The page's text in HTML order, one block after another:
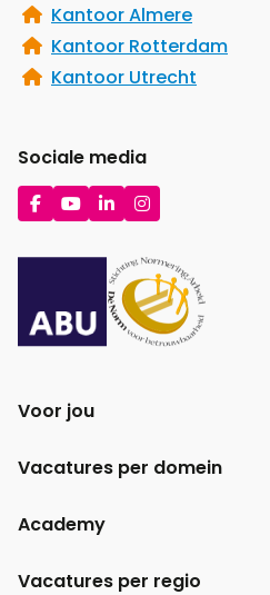
Kantoor Almere
Kantoor Rotterdam
Kantoor Utrecht
Sociale media
Ga
naar
Facebook
Ga
naar
YouTube
Ga
naar
LinkedIn
Ga
naar
Instagram
Voor jou
Vacatures per domein
Academy
Vacatures per regio